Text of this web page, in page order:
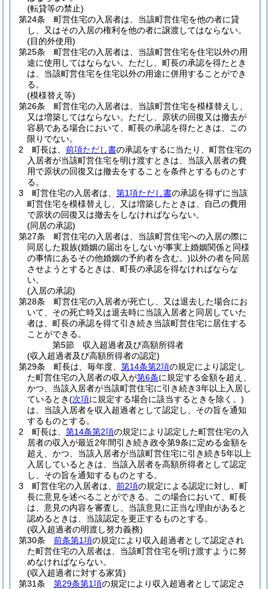
(転貸等の禁止)
第24条
町営住宅の入居者は、当該町営住宅を他の者に貸
し、又はその入居の権利を他の者に譲渡してはならない。
(目的外使用)
第25条
町営住宅の入居者は、当該町営住宅を住宅以外の用
途に使用してはならない。 ただし、町長の承認を得たとき
は、当該町営住宅を住宅以外の用途に併用することができ
る。
(模様替え等)
第26条
町営住宅の入居者は、当該町営住宅を模様替えし、
又は増築してはならない。 ただし、原状の回復又は撤去が
容易である場合において、町長の承認を得たときは、この
限りでない。
2
町長は、 前項ただし書の承認をするに当たり、町営住宅の
入居者が当該町営住宅を明け渡すときは、当該入居者の費
用で原状の回復又は撤去をすることを条件とするものとす
る。
3
町営住宅の入居者は、 第1項ただし書の承認を得ずに当該
町営住宅を模様替えし、又は増築したときは、自己の費用
で原状の回復又は撤去をしなければならない。
(同居の承認)
第27条
町営住宅の入居者は、当該町営住宅への入居の際に
同居した親族(婚姻の届出をしないが事実上婚姻関係と同様
の事情にあるその他婚姻の予約者を含む。)以外の者を同居
させようとするときは、町長の承認を得なければならな
い。
(入居の承認)
第28条
町営住宅の入居者が死亡し、又は退去した場合にお
いて、その死亡時又は退去時に当該入居者と同居していた
者は、町長の承認を得て引き続き当該町営住宅に居住する
ことができる。
第5節
収入超過者及び高額所得者
(収入超過者及び高額所得者の認定)
第29条
町長は、毎年度、 第14条第2項の規定により認定し
た町営住宅の入居者の収入が第6条に規定する金額を超え、
かつ、当該入居者が当該町営住宅に引き続き3年以上入居し
ているとき(次項に規定する場合に該当するときを除く。)
は、当該入居者を収入超過者として認定し、その旨を通知
するものとする。
2
町長は、 第14条第2項の規定により認定した町営住宅の入
居者の収入が最近2年間引き続き政令第9条に定める金額を
超え、かつ、当該入居者が当該町営住宅に引き続き5年以上
入居しているときは、当該入居者を高額所得者として認定
し、その旨を通知するものとする。
3
町営住宅の入居者は、 前2項の規定による認定に対し、町
長に意見を述べることができる。
この場合において、町長
は、意見の内容を審査し、当該意見に正当な理由があると
認めるときは、当該認定を更正するものとする。
(収入超過者の明渡し努力義務)
第30条
前条第1項の規定により収入超過者として認定され
た町営住宅の入居者は、当該町営住宅を明け渡すように努
めなければならない。
(収入超過者に対する家賃)
第31条
第29条第1項の規定により収入超過者として認定さ